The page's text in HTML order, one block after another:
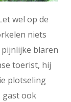
wel op de
niets
blaren
toerist, hij
plotseling
gast ook